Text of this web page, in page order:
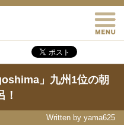
」九州1位の朝
！
Written by yama625